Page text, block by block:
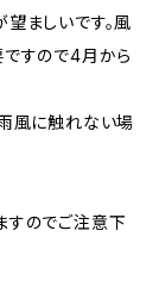
ましいです。風
すので4月から
風に触れない場
すのでご注意下